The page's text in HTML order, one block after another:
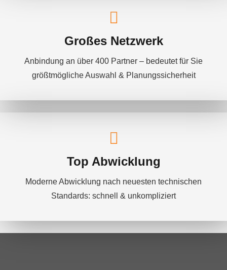
Großes Netzwerk
Anbindung an über 400 Partner – bedeutet für Sie
größtmögliche Auswahl & Planungssicherheit
Top Abwicklung
Moderne Abwicklung nach neuesten technischen
Standards: schnell & unkompliziert